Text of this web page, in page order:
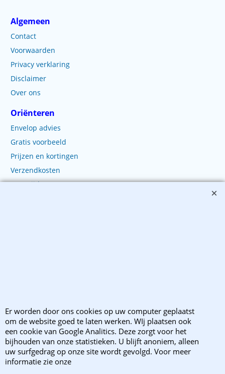
Algemeen
Contact
Voorwaarden
Privacy verklaring
Disclaimer
Over ons
Oriënteren
Envelop advies
Gratis voorbeeld
Prijzen en kortingen
Verzendkosten
Levertijd
Retourzendingen
Klachten?
Er worden door ons cookies op uw computer geplaatst
om de website goed te laten werken. WIj plaatsen ook
een cookie van Google Analitics. Deze zorgt voor het
bijhouden van onze statistieken. U blijft anoniem, alleen
uw surfgedrag op onze site wordt gevolgd. Voor meer
informatie zie onze